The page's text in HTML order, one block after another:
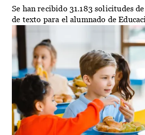
Se han recibido 31.183 solicitudes
de texto para el alumnado de